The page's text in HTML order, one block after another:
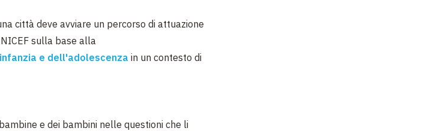
città deve avviare un percorso di attuazione
sulla base alla
e dell'adolescenza in un contesto di
e dei bambini nelle questioni che li